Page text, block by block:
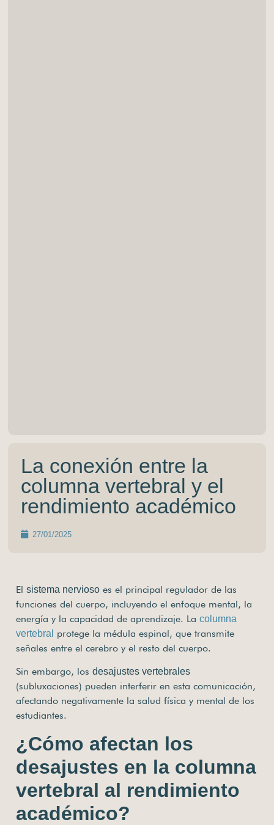
La conexión entre la
columna vertebral y el
rendimiento académico
27/01/2025
El sistema nervioso es el principal regulador de las
funciones del cuerpo, incluyendo el enfoque mental, la
energía y la capacidad de aprendizaje. La columna
vertebral
protege la médula espinal, que transmite
señales entre el cerebro y el resto del cuerpo.
Sin embargo, los desajustes vertebrales
(subluxaciones) pueden interferir en esta comunicación,
afectando negativamente la salud física y mental de los
estudiantes.
¿Cómo afectan los
desajustes en la columna
vertebral al rendimiento
académico?